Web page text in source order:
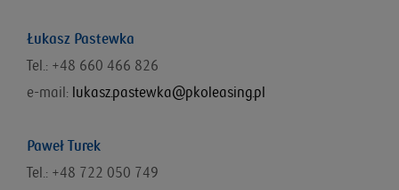
Łukasz Pastewka
Tel.: +48 660 466 826
e-mail: lukasz.pastewka@pkoleasing.pl
Paweł Turek
Tel.: +48 722 050 749